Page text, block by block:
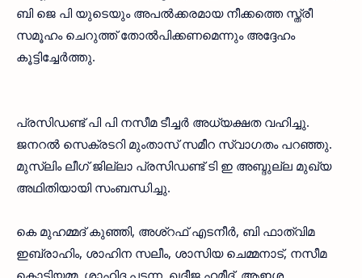
ബി ജെ പി യുടെയും അപൽക്കരമായ നീക്കത്തെ സ്ത്രീ
സമൂഹം ചെറുത്ത് തോൽപിക്കണമെന്നും അദ്ദേഹം
കൂട്ടിച്ചേർത്തു.
പ്രസിഡണ്ട് പി പി നസീമ ടീച്ചർ അധ്യക്ഷത വഹിച്ചു.
ജനറൽ സെക്രടറി മുംതാസ് സമീറ സ്വാഗതം പറഞ്ഞു.
മുസ്ലിം ലീഗ് ജില്ലാ പ്രസിഡണ്ട് ടി ഇ അബ്ദുല്ല മുഖ്യ
അഥിതിയായി സംബന്ധിച്ചു.
കെ മുഹമ്മദ് കുഞ്ഞി, അശ്റഫ്‌ എടനീർ, ബി ഫാത്വിമ
ഇബ്രാഹിം, ശാഹിന സലീം, ശാസിയ ചെമ്മനാട്, നസീമ
കൊടിയമ്മ, ശാഹിദ പടന്ന, ഖദീജ ഹമീദ്, ആഇശ